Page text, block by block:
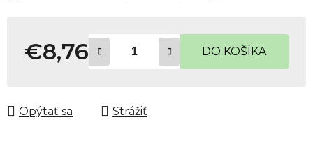
€8,76 DO KOŠÍKA
Opýtať sa Strážiť